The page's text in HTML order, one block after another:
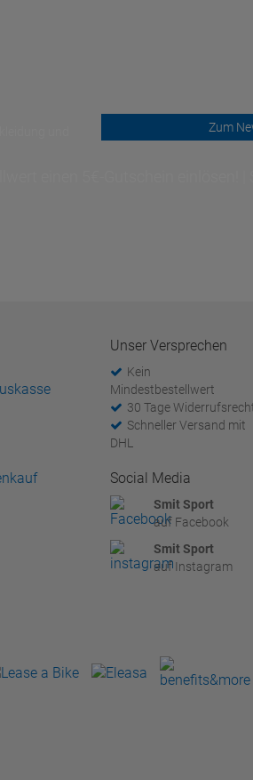
Zum
Unser Versprechen
Kein
Mindestbestellwert
30 Tage
Schneller Versand mit
DHL
Social Media
Smit Sport
auf Facebook
Smit Sport
auf Instagram